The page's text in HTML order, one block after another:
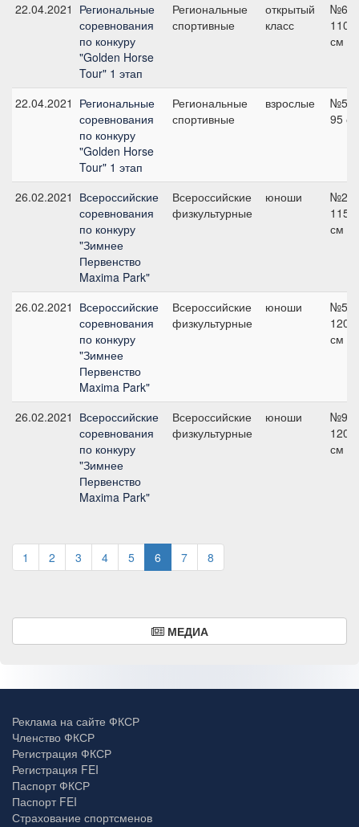
22.04.2021 Региональные
соревнования
по конкуру
"Golden Horse
Tour" 1 этап
Региональные
спортивные
открытый
класс
№6,
110
см
22.04.2021 Региональные
соревнования
по конкуру
"Golden Horse
Tour" 1 этап
Региональные
спортивные
взрослые
№5,
95 см
26.02.2021 Всероссийские
соревнования
по конкуру
"Зимнее
Первенство
Maxima Park"
Всероссийские
физкультурные
юноши
№2,
115
см
26.02.2021 Всероссийские
соревнования
по конкуру
"Зимнее
Первенство
Maxima Park"
Всероссийские
физкультурные
юноши
№5,
120
см
26.02.2021 Всероссийские
соревнования
по конкуру
"Зимнее
Первенство
Maxima Park"
Всероссийские
физкультурные
юноши
№9,
120
см
1 2 3 4 5 6 7 8
МЕДИА
Реклама на сайте ФКСР
Членство ФКСР
Регистрация ФКСР
Регистрация FEI
Паспорт ФКСР
Паспорт FEI
Страхование спортсменов